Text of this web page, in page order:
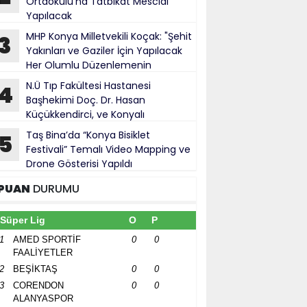
Yapılacak
MHP Konya Milletvekili Koçak: "Şehit
Yakınları ve Gaziler İçin Yapılacak
Her Olumlu Düzenlemenin
N.Ü Tıp Fakültesi Hastanesi
Başhekimi Doç. Dr. Hasan
Küçükkendirci, ve Konyalı
Konya Cumhuriyet Başsavcısı
Uzun’a hayırlı olsun ziyareti
5
Taş Bina’da “Konya Bisiklet
Festivali” Temalı Video Mapping ve
Drone Gösterisi Yapıldı
DURUMU
Süper Lig O P
1
AMED SPORTİF
FAALİYETLER
0 0
2 BEŞİKTAŞ 0
0
3
CORENDON
ALANYASPOR
0 0